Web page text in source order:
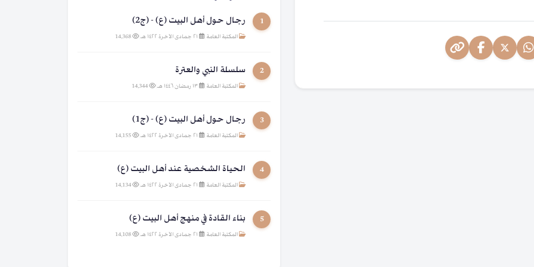
1 رجال حول أهل البيت (ع) - (ج2)
المكتبة العامة |
2 سلسلة النبي والعترة
المكتبة العامة |
3 رجال حول أهل البيت (ع) - (ج1)
المكتبة العامة |
4 الحياة الشخصية عند أهل البيت (ع)
المكتبة العامة |
5 بناء القادة في منهج أهل البيت (ع)
المكتبة العامة |